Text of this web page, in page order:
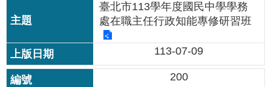
臺北市113學年度國民中學學務
處在職主任行政知能專修研習班
113-07-09
200